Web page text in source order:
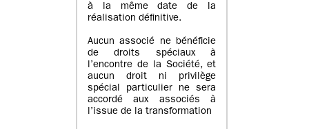
à la même date de la
réalisation définitive.
Aucun associé ne bénéficie
de droits spéciaux à
l’encontre de la Société, et
aucun droit ni privilège
spécial particulier ne sera
accordé aux associés à
l’issue de la transformation